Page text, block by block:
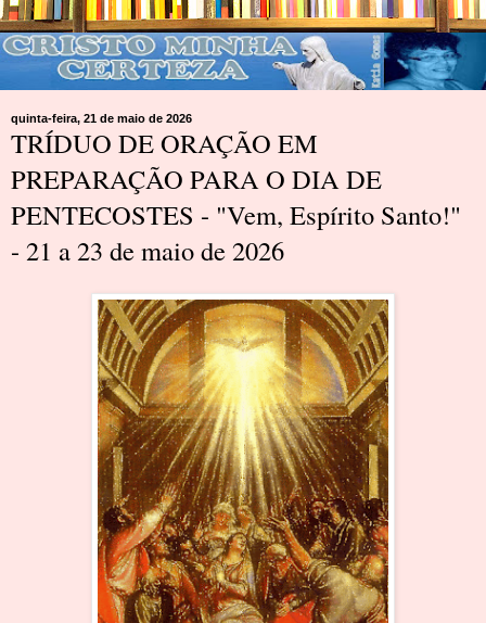
quinta-feira, 21 de maio de 2026
TRÍDUO DE ORAÇÃO EM
PREPARAÇÃO PARA O DIA DE
PENTECOSTES - "Vem, Espírito Santo!"
- 21 a 23 de maio de 2026